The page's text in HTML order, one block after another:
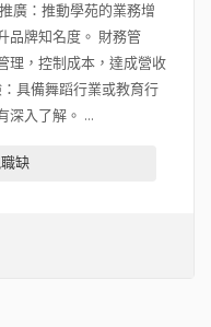
廣：推動學苑的業務增
品牌知名度。 財務管
理，控制成本，達成營收
具備舞蹈行業或教育行
深入了解。 ...
缺